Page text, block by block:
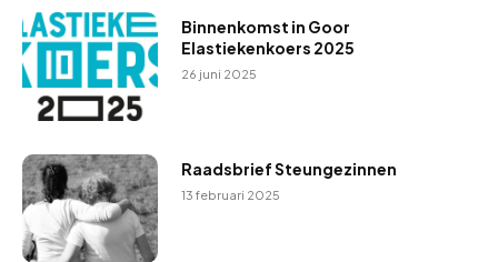
r
Binnenkomst in Goor
Elastiekenkoers 2025
26 juni 2025
Raadsbrief Steungezinnen
13 februari 2025